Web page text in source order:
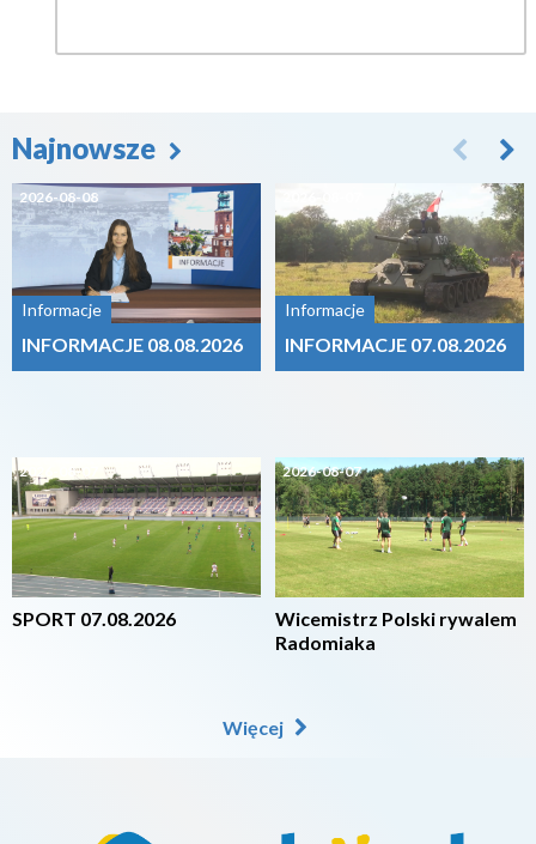
Najnowsze
2026-08-08
Informacje
INFORMACJE 08.08.2026
2026-08-07
SPORT 07.08.2026
Informacje
INFORMACJE 07.08.2026
2026-08-07
Wicemistrz Polski rywalem
Radomiaka
Więcej